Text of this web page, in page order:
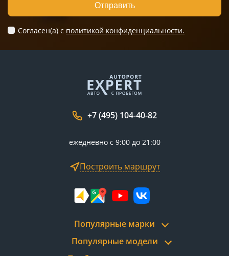
Отправить
Согласен(а) c политикой конфиденциальности.
+7 (495) 104-40-82
ежедневно с 9:00 до 21:00
Построить маршрут
Популярные марки
Популярные модели